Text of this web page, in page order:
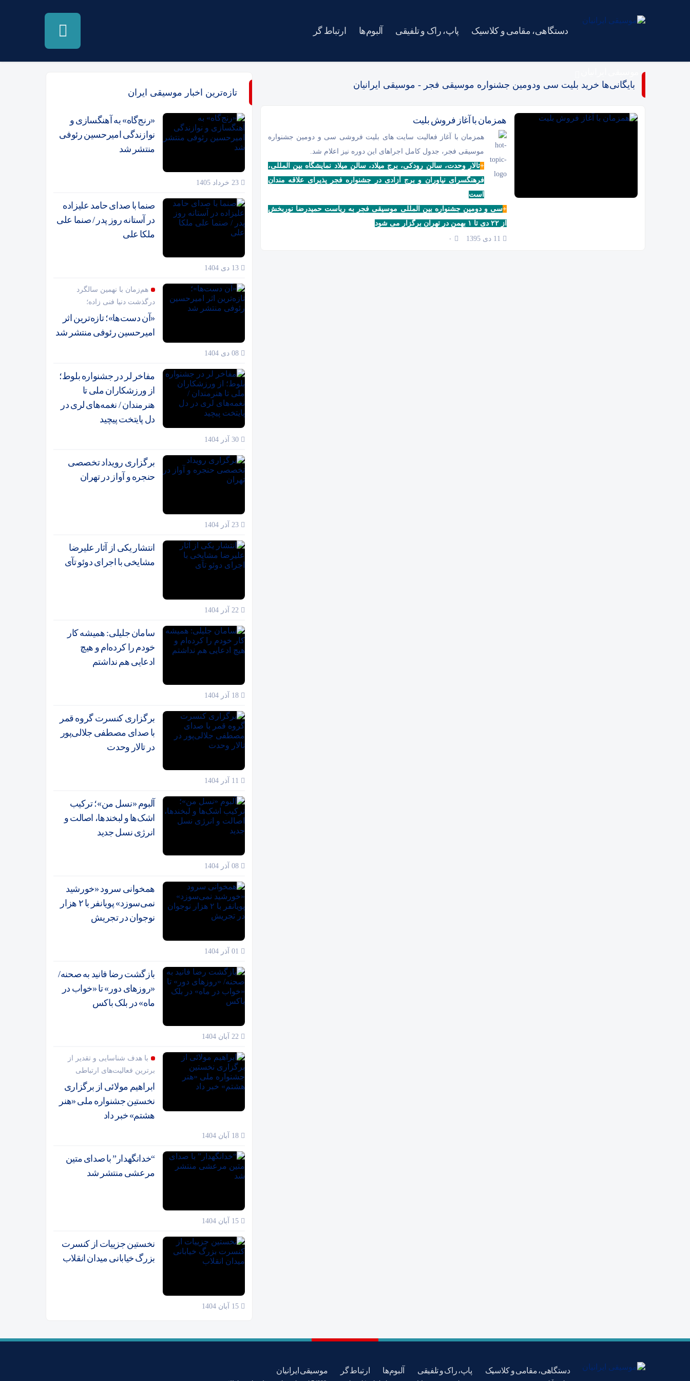
دستگاهی، مقامی و کلاسیک پاپ، راک و تلفیقی آلبوم‌ها ارتباط گر
بایگانی‌ها خرید بلیت سی ودومین جشنواره موسیقی فجر - موسیقی ایرانیان
همزمان با آغاز فروش بلیت
همزمان با آغاز فعالیت سایت های بلیت فروشی سی و دومین جشنواره
موسیقی فجر، جدول کامل اجراهای این دوره نیز اعلام شد.
+تالار وحدت، سالن رودکی، برج میلاد، سالن میلاد نمایشگاه بین المللی،
فرهنگسرای نیاوران و برج آزادی در جشنواره فجر پذیرای علاقه مندان
است
+سی و دومین جشنواره بین المللی موسیقی فجر به ریاست حمیدرضا نوربخش
از ۲۲ دی تا ۱ بهمن در تهران برگزار می شود
۰
تازه‌ترین اخبار موسیقی ایران
«رنج‌گاه» به آهنگسازی و
نوازندگی امیرحسین رئوفی
منتشر شد
صنما با صدای حامد علیزاده
در آستانه روز پدر / صنما علی
ملکا علی
هم‌زمان با نهمین سالگرد
درگذشت دنیا فنی زاده؛
«آن دست‌ها»؛ تازه‌ترین اثر
امیرحسین رئوفی منتشر شد
مفاخر لر در جشنواره بلوط؛
از ورزشکاران ملی تا
هنرمندان / نغمه‌های لری در
دل پایتخت پیچید
برگزاری رویداد تخصصی
حنجره و آواز در تهران
انتشار یکی از آثار علیرضا
مشایخی با اجرای دوئو تآی
سامان جلیلی: همیشه کار
خودم را کرده‌ام و هیچ
ادعایی هم نداشتم
برگزاری کنسرت گروه قمر
با صدای مصطفی جلالی‌پور
در تالار وحدت
آلبوم «نسل من»؛ ترکیب
اشک‌ها و لبخندها، اصالت و
انرژی نسل جدید
همخوانی سرود «خورشید
نمی‌سوزد» پویانفر با ۲ هزار
نوجوان در تجریش
بازگشت رضا فانید به صحنه/
«روزهای دور» تا «خواب در
ماه» در بلک باکس
با هدف شناسایی و تقدیر از
برترین فعالیت‌های ارتباطی
ابراهیم مولائی از برگزاری
نخستین جشنواره ملی «هنر
هشتم» خبر داد
“خدانگهدار” با صدای متین
مرعشی منتشر شد
نخستین جزییات از کنسرت
بزرگ خیابانی میدان انقلاب
دستگاهی، مقامی و کلاسیک پاپ، راک و تلفیقی آلبوم‌ها ارتباط گر موسیقی ایرانیان